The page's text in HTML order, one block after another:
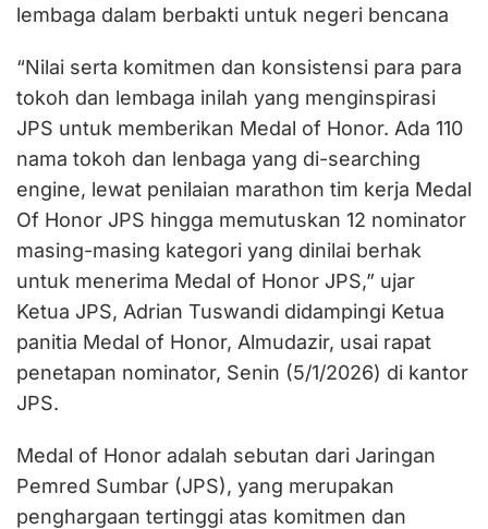
lembaga dalam berbakti untuk negeri bencana
“Nilai serta komitmen dan konsistensi para para
tokoh dan lembaga inilah yang menginspirasi
JPS untuk memberikan Medal of Honor. Ada 110
nama tokoh dan lenbaga yang di-searching
engine, lewat penilaian marathon tim kerja Medal
Of Honor JPS hingga memutuskan 12 nominator
masing-masing kategori yang dinilai berhak
untuk menerima Medal of Honor JPS,” ujar
Ketua JPS, Adrian Tuswandi didampingi Ketua
panitia Medal of Honor, Almudazir, usai rapat
penetapan nominator, Senin (5/1/2026) di kantor
JPS.
Medal of Honor adalah sebutan dari Jaringan
Pemred Sumbar (JPS), yang merupakan
penghargaan tertinggi atas komitmen dan